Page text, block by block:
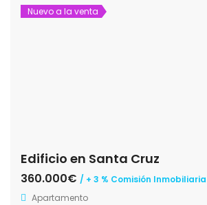
Nuevo a la venta
Edificio en Santa Cruz
360.000€ / + 3 % Comisión Inmobiliaria
Apartamento